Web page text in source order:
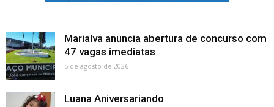
Marialva anuncia abertura de concurso com
47 vagas imediatas
5 de agosto de 2026
Luana Aniversariando